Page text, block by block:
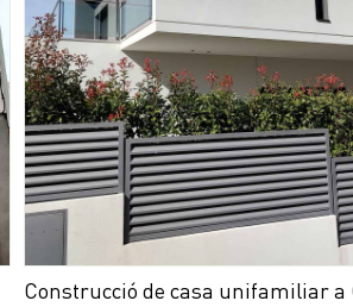
Construcció de casa unifamiliar a